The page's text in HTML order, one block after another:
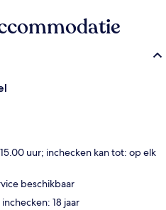
uur; inchecken kan tot: op elk
beschikbaar
18 jaar